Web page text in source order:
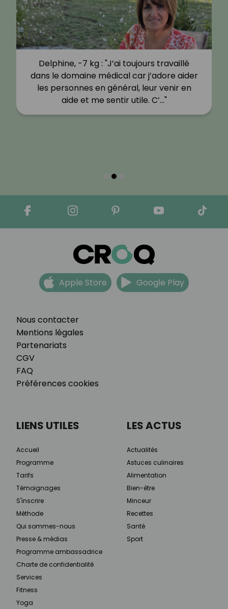
Delphine, -7 kg : "J’ai toujours travaillé
dans le domaine médical car j’adore aider
les personnes en général, leur venir en
aide et me sentir utile. C’…"
Nous contacter
Mentions légales
Partenariats
CGV
FAQ
Préférences cookies
Apple Store Google Play
LIENS UTILES
Accueil
Programme
Tarifs
Témoignages
S'inscrire
Méthode
Qui sommes-nous
Presse & médias
Programme ambassadrice
Charte de confidentialité
Services
Fitness
Yoga
LES ACTUS
Actualités
Astuces culinaires
Alimentation
Bien-être
Minceur
Recettes
Santé
Sport